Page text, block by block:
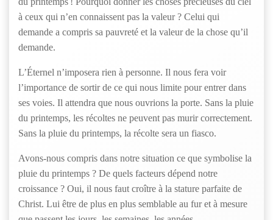
à ceux qui n’en connaissent pas la valeur ? Celui qui
demande a compris sa pauvreté et la valeur de la chose qu’il
demande.
L’Éternel n’imposera rien à personne. Il nous fera voir
l’importance de sortir de ce qui nous limite pour entrer dans
ses voies. Il attendra que nous ouvrions la porte. Sans la pluie
du printemps, les récoltes ne peuvent pas murir correctement.
Sans la pluie du printemps, la récolte sera un fiasco.
Avons-nous compris dans notre situation ce que symbolise la
pluie du printemps ? De quels facteurs dépend notre
croissance ? Oui, il nous faut croître à la stature parfaite de
Christ. Lui être de plus en plus semblable au fur et à mesure